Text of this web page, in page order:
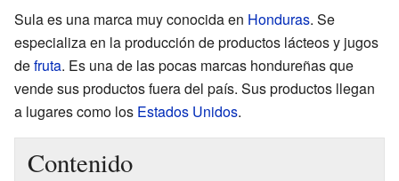
Sula es una marca muy conocida en Honduras. Se
especializa en la producción de productos lácteos y jugos
defruta. Es una de las pocas marcas hondureñas que
vende sus productos fuera del país. Sus productos llegan
a lugares como los Estados Unidos.
Contenido